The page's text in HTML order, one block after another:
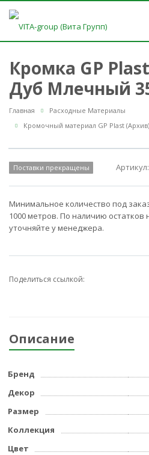
Кромка GP
Дуб Млечный
Главная
Расходные Материалы
Кромочный материал GP Plast (Архив)
Поставки прекращены Артикул:
Минимальное количество под
1000 метров. По наличию остатков
уточняйте у менеджера.
Поделиться ссылкой:
Описание
Бренд
Декор
Размер
Коллекция
Цвет